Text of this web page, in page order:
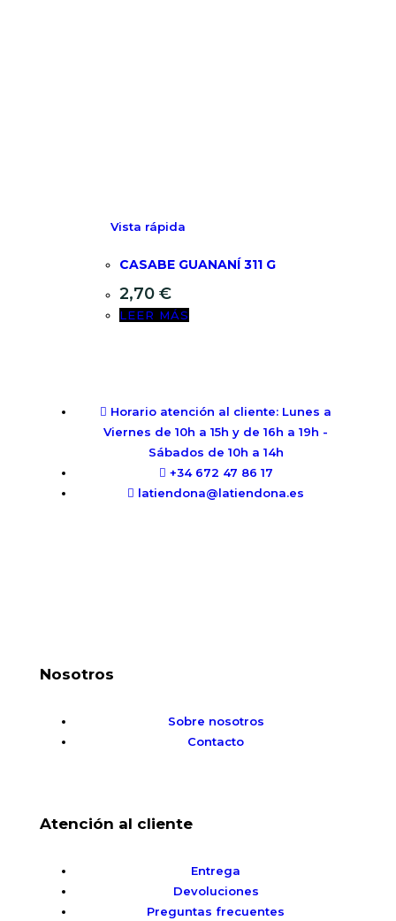
Vista rápida
CASABE GUANANÍ 311 G
2,70 €
LEER MÁS
Horario atención al cliente: Lunes a
Viernes de 10h a 15h y de 16h a 19h -
Sábados de 10h a 14h
+34 672 47 86 17
latiendona@latiendona.es
Nosotros
Sobre nosotros
Contacto
Atención al cliente
Entrega
Devoluciones
Preguntas frecuentes